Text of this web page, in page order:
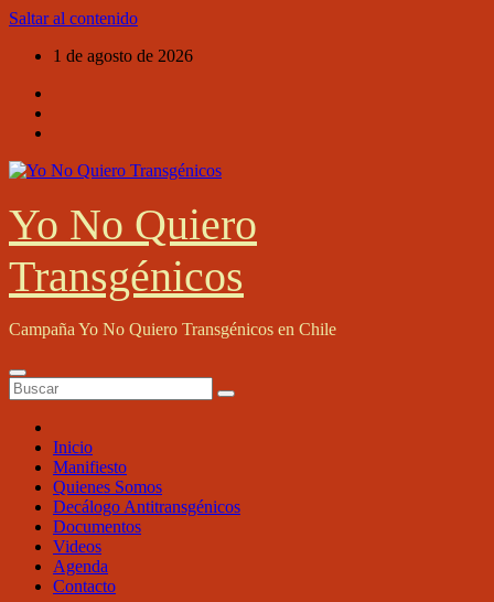
Saltar al contenido
1 de agosto de 2026
Yo No Quiero
Transgénicos
Campaña Yo No Quiero Transgénicos en Chile
Inicio
Manifiesto
Quienes Somos
Decálogo Antitransgénicos
Documentos
Videos
Agenda
Contacto